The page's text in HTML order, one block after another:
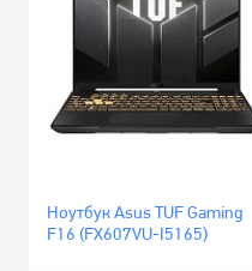
Ноутбук Asus TUF Gaming
F16 (FX607VU-I5165)